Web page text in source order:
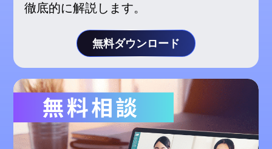
徹底的に解説します。
無料ダウンロード